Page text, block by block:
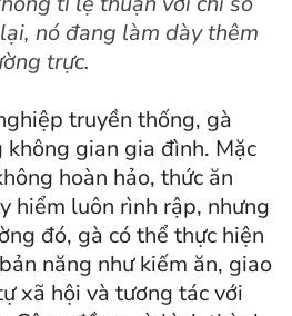
nó đang làm dày thêm
trực.
truyền thống, gà
gian gia đình. Mặc
hoàn hảo, thức ăn
hiểm luôn rình rập, nhưng
đó, gà có thể thực hiện
năng như kiếm ăn, giao
xã hội và tương tác với